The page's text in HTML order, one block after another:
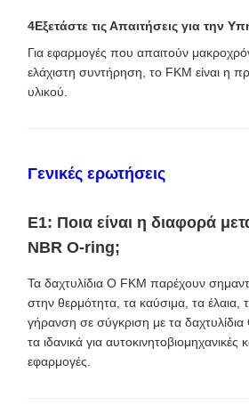
4Εξετάστε τις Απαιτήσεις για την
Για εφαρμογές που απαιτούν
ελάχιστη συντήρηση, το FKM είναι η
υλικού.
Γενικές ερωτήσεις
Ε1: Ποια είναι η διαφορά
NBR O-ring;
Τα δαχτυλίδια O FKM παρέχουν
στην θερμότητα, τα καύσιμα, τα έλαια,
γήρανση σε σύγκριση με τα
τα ιδανικά για αυτοκινητοβιομηχανικές
εφαρμογές.